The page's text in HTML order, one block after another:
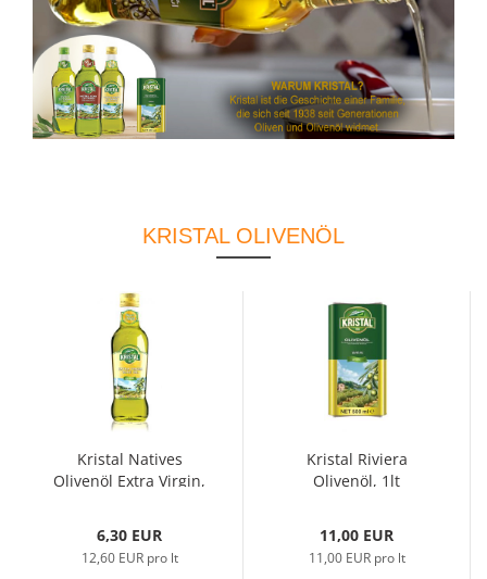
KRISTAL OLIVENÖL
Kristal Natives
Olivenöl Extra Virgin,
6,30 EUR
12,60 EUR pro lt
Kristal Riviera
Olivenöl, 1lt
11,00 EUR
11,00 EUR pro lt